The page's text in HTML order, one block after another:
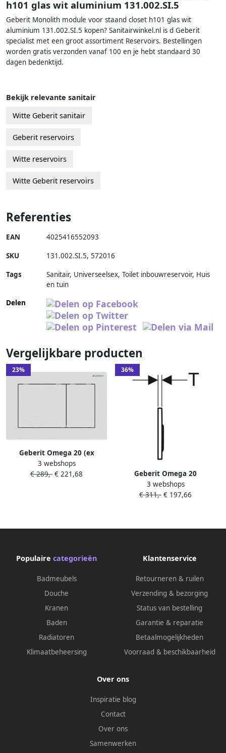
h101 glas wit aluminium 131.002.SI.5
Geberit Monolith module voor staand closet h101 glas wit
aluminium 131.002.SI.5 kopen? Sanitairwinkel.nl is d Geberit
specialist met een groot assortiment Reservoirs. Bestellingen
worden gratis verzonden vanaf 100 en je hebt standaard 30
dagen bedenktijd.
Bekijk relevante sanitair
Witte Geberit sanitair
Geberit reservoirs
Witte reservoirs
Witte Geberit reservoirs
Referenties
EAN 4025416552093
SKU 131.002.SI.5, 572016
Tags
Sanitair, Universeelsex, Toilet inbouwreservoir, Huis
en tuin
Delen
Vergelijkbare producten
23%
Geberit Omega 20 (ex
Omega 30) bedieningspaneel
mat wit voor Omega
3 webshops
€ 289,- € 221,68
36%
Geberit Omega 20
bedieningsplaat 2 toets
matzwart-zwart-matzwart
3 webshops
€ 311,- € 197,66
Populaire categorieën
Badmeubels
Douche
Kranen
Baden
Radiatoren
Klimaatbeheersing
Klantenservice
Retourneren & ruilen
Verzending & bezorging
Status van bestelling
Garantie & reparatie
Betaalmogelijkheden
Voorraad & beschikbaarheid
Over ons
Inspiratie blog
Contact
Over ons
Samenwerken